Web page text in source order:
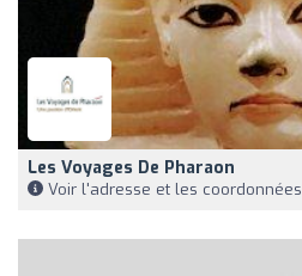
Les Voyages De Pharaon
Voir l'adresse et les coordonnées